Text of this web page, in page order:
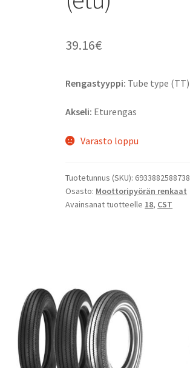
39.16€
Rengastyyppi: Tube type (TT)
Akseli: Eturengas
Varasto loppu
Tuotetunnus (SKU): 6933882588738
Osasto: Moottoripyörän renkaat
Avainsanat tuotteelle 18, CST